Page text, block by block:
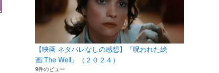
【映画 ネタバレなしの感想】『呪われた絵
画:The Well』（２０２４）
9件のビュー